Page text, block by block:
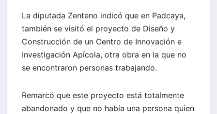
La diputada Zenteno indicó que en Padcaya,
también se visitó el proyecto de Diseño y
Construcción de un Centro de Innovación e
Investigación Apícola, otra obra en la que no
se encontraron personas trabajando.
Remarcó que este proyecto está totalmente
abandonado y que no había una persona quien